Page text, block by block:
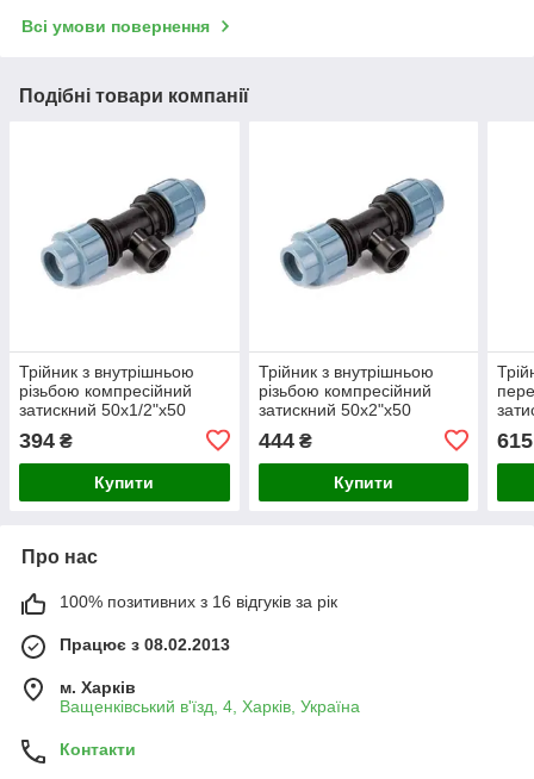
Всі умови повернення
Подібні товари компанії
Трійник з внутрішньою
різьбою компресійний
затискний 50x1/2"х50
394 ₴
Купити
Трійник з внутрішньою
різьбою компресійний
затискний 50x2"х50
444₴
Купити
615
Про нас
100% позитивних з 16 відгуків за рік
Працює з 08.02.2013
м. Харків
Ващенківський в'їзд, 4, Харків, Україна
Контакти